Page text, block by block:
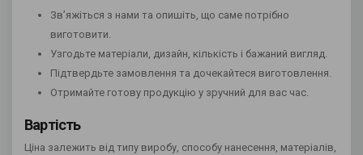
Зв’яжіться з нами та опишіть, що саме потрібно
виготовити.
Узгодьте матеріали, дизайн, кількість і бажаний вигляд.
Підтвердьте замовлення та дочекайтеся виготовлення.
Отримайте готову продукцію у зручний для вас час.
Вартість
Ціна залежить від типу виробу, способу нанесення, матеріалів,